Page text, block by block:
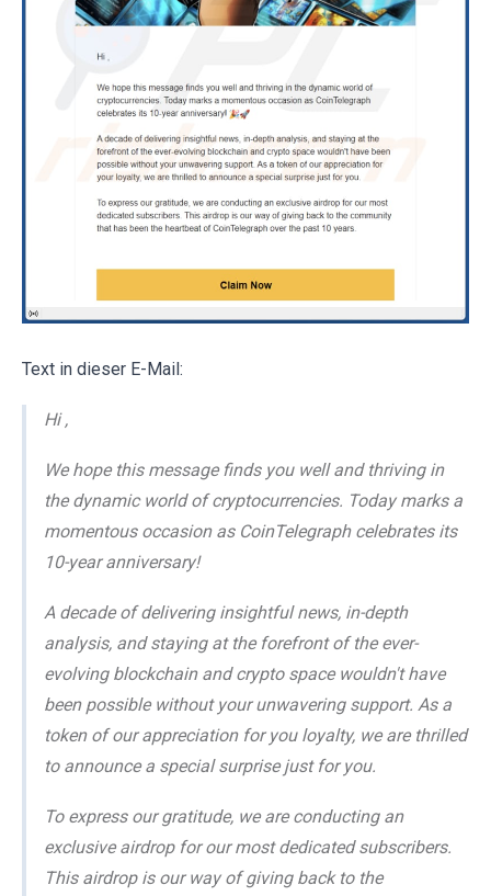
Text in dieser E-Mail:
Hi ,
We hope this message finds you well and thriving in
the dynamic world of cryptocurrencies. Today marks a
momentous occasion as CoinTelegraph celebrates its
10-year anniversary!
A decade of delivering insightful news, in-depth
analysis, and staying at the forefront of the ever-
evolving blockchain and crypto space wouldn't have
been possible without your unwavering support. As a
token of our appreciation for you loyalty, we are thrilled
to announce a special surprise just for you.
To express our gratitude, we are conducting an
exclusive airdrop for our most dedicated subscribers.
This airdrop is our way of giving back to the